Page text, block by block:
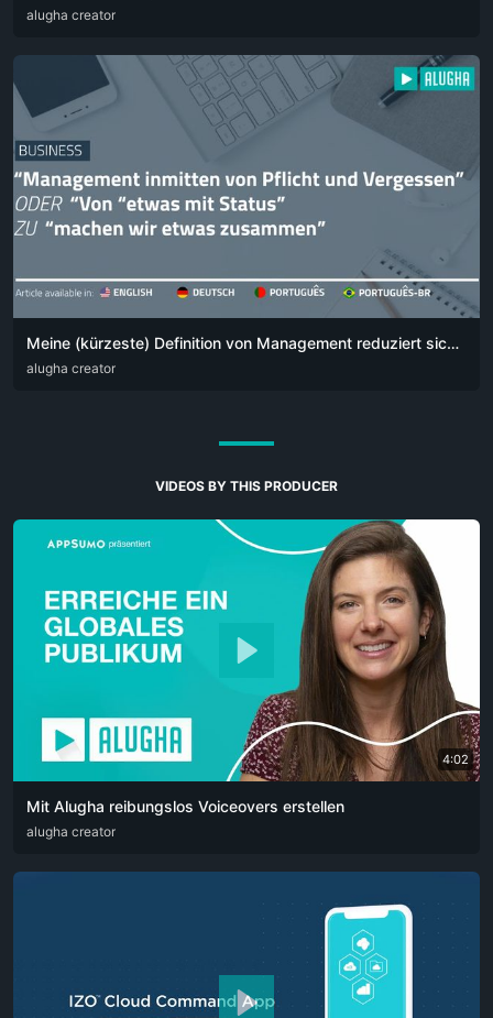
DEU ENG
alugha creator
Meine (kürzeste) Definition von Management reduziert sich auf einen einfachen Satz:
DEU ENG POR
alugha creator
VIDEOS BY THIS PRODUCER
4:02
Mit Alugha reibungslos Voiceovers erstellen
ARA CAT DEU
alugha creator